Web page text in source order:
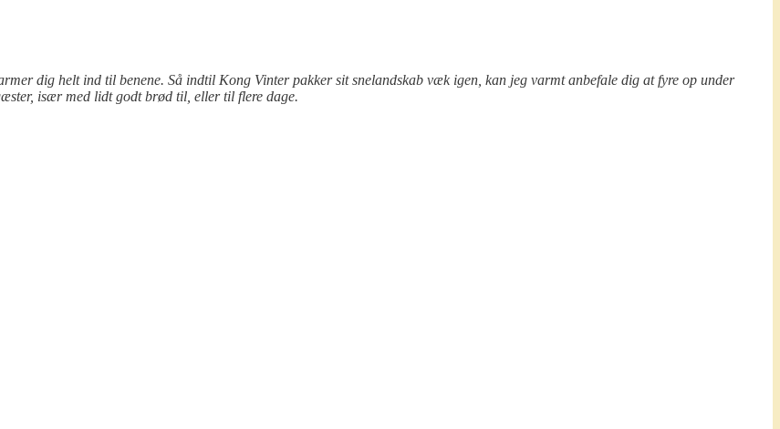
dig helt ind til benene. Så indtil Kong Vinter pakker sit snelandskab væk igen, kan jeg varmt anbefale dig at fyre op under
især med lidt godt brød til, eller til flere dage.